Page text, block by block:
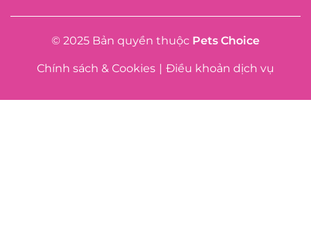
© 2025 Bản quyền thuộc Pets Choice
Chính sách & Cookies | Điều khoản dịch vụ